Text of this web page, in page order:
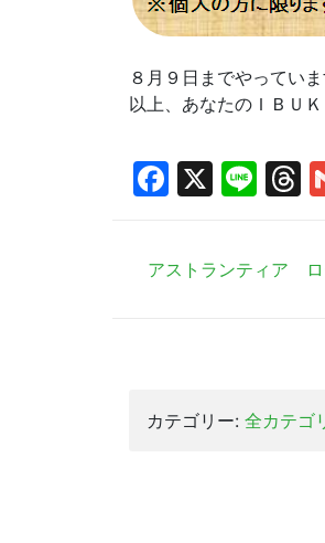
８月９日までやってい
以上、あなたのＩＢＵ
X
アストランティア
カテゴリー: 全カテゴ